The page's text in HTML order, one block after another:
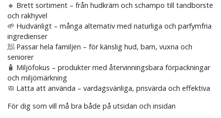
🔹 Brett sortiment – från hudkräm och schampo till tandborste
och rakhyvel
🌱 Hudvänligt – många alternativ med naturliga och parfymfria
ingredienser
🧖 Passar hela familjen – för känslig hud, barn, vuxna och
seniorer
🧴 Miljöfokus – produkter med återvinningsbara förpackningar
och miljömärkning
🧼 Lätta att använda – vardagsvänliga, prisvärda och effektiva
För dig som vill må bra både på utsidan och insidan